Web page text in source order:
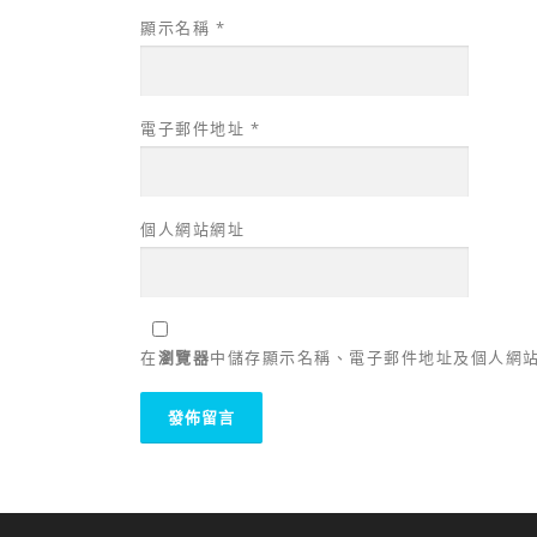
顯示名稱 *
電子郵件地址 *
個人網站網址
在瀏覽器中儲存顯示名稱、電子郵件地址及個人網